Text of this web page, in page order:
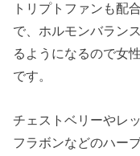
トリプトファンも配
で、ホルモンバラン
るようになるので女
です。
チェストベリーやレ
フラボンなどのハー